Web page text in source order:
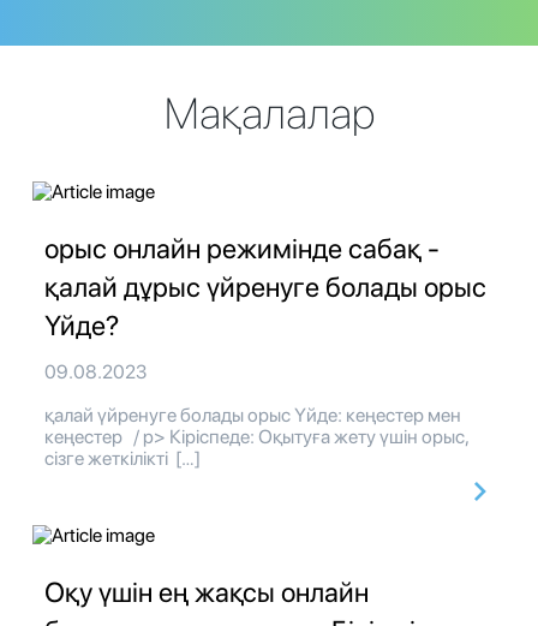
Мақалалар
орыс онлайн режимінде сабақ -
қалай дұрыс үйренуге болады орыс
Үйде?
09.08.2023
қалай үйренуге болады орыс Үйде: кеңестер мен
кеңестер / p> Кіріспеде: Оқытуға жету үшін орыс,
сізге жеткілікті […]
Оқу үшін ең жақсы онлайн